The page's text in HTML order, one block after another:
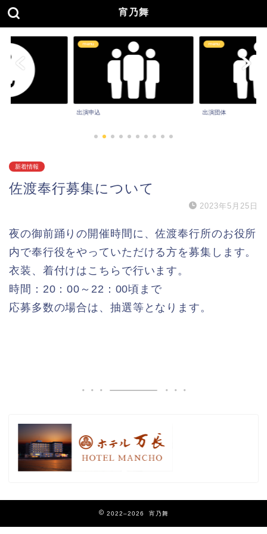
宵乃舞
【おすすめ見学（撮影）ポイント：「佐渡版画村美術館～時鐘
楼」の間は、大変混みあいます。 「上京町十字路～大工町」の
間は、比較的混雑がございません。見学、撮影のおすすめポイ
ントです。】
menu
出演申込
menu
出演団体
新着情報
佐渡奉行募集について
2023年5月25日
夜の御前踊りの開催時間に、佐渡奉行所のお役所
内で奉行役をやっていただける方を募集します。
衣装、着付けはこちらで行います。
時間：20：00～22：00頃まで
応募多数の場合は、抽選等となります。
2022–2026 宵乃舞